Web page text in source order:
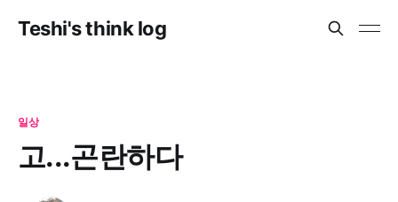
Teshi's think log
일상
고...곤란하다